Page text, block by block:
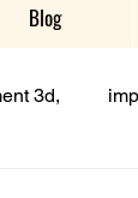
Blog
3d,